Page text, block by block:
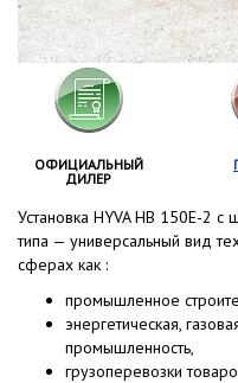
ОФИЦИАЛЬНЫЙ
ДИЛЕР
Установка HYVA HB 150E-2
типа — универсальный вид
сферах как :
промышленное
энергетическая,
промышленность,
грузоперевозки